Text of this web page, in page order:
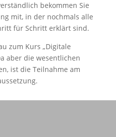
bekommen Sie
mit, in der nochmals alle
für Schritt erklärt sind.
zum Kurs „Digitale
aber die wesentlichen
ist die Teilnahme am